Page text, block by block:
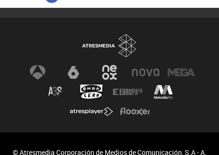
© Atresmedia Corporación de Medios de Comunicación, S.A - A.